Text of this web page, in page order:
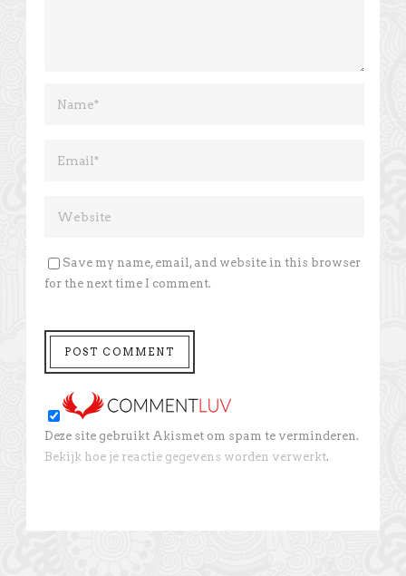
Save my name, email, and website in this browser
for the next time I comment.
Deze site gebruikt Akismet om spam te verminderen.
Bekijk hoe je reactie gegevens worden verwerkt.